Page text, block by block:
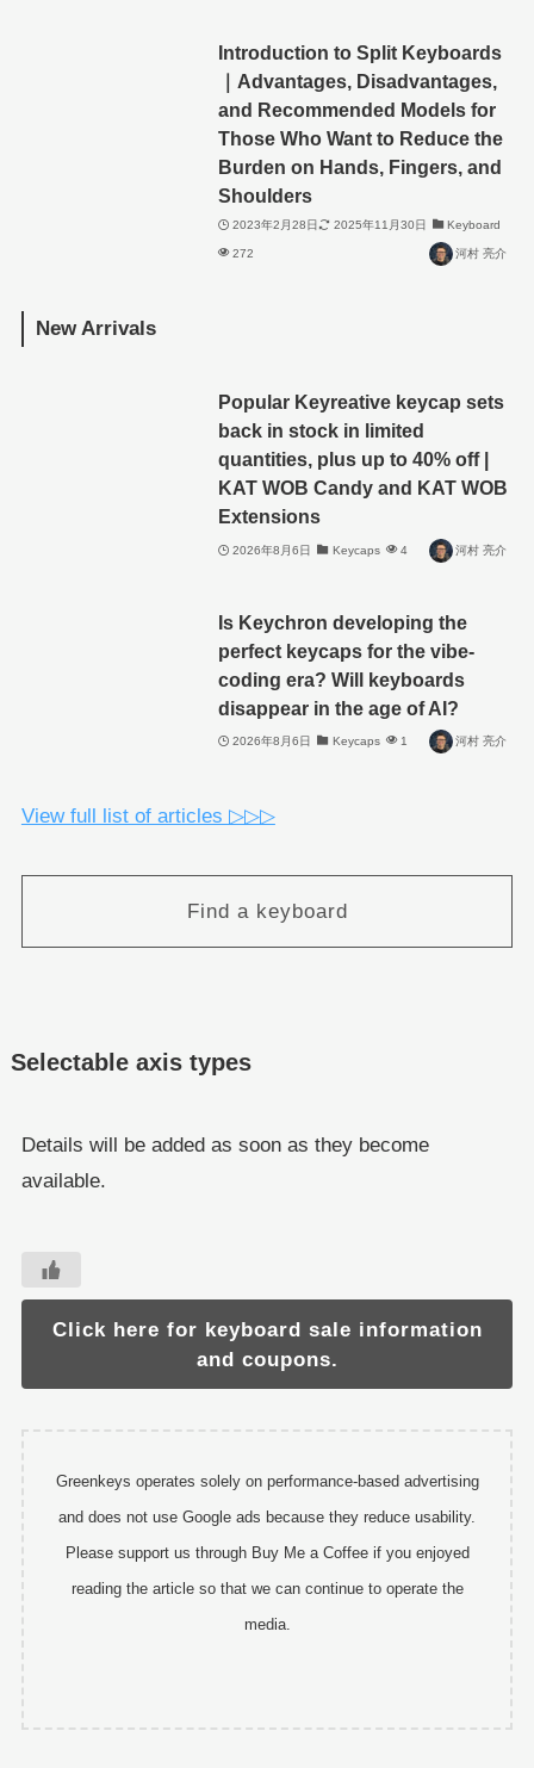
Introduction to Split Keyboards
｜Advantages, Disadvantages,
and Recommended Models for
Those Who Want to Reduce the
Burden on Hands, Fingers, and
Shoulders
2023年2月28日 2025年11月30日 Keyboard
272 河村 亮介
New Arrivals
Popular Keyreative keycap sets
back in stock in limited
quantities, plus up to 40% off |
KAT WOB Candy and KAT WOB
Extensions
2026年8月6日 Keycaps 4 河村 亮介
Is Keychron developing the
perfect keycaps for the vibe-
coding era? Will keyboards
disappear in the age of AI?
2026年8月6日 Keycaps 1 河村 亮介
View full list of articles ▷▷▷
Find a keyboard
Selectable axis types
Details will be added as soon as they become
available.
Click here for keyboard sale information
and coupons.
Greenkeys operates solely on performance-based advertising
and does not use Google ads because they reduce usability.
Please support us through Buy Me a Coffee if you enjoyed
reading the article so that we can continue to operate the
media.